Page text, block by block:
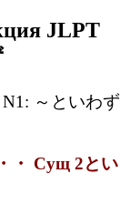
JLPT
N1: ～といわず
・ Сущ 2とい